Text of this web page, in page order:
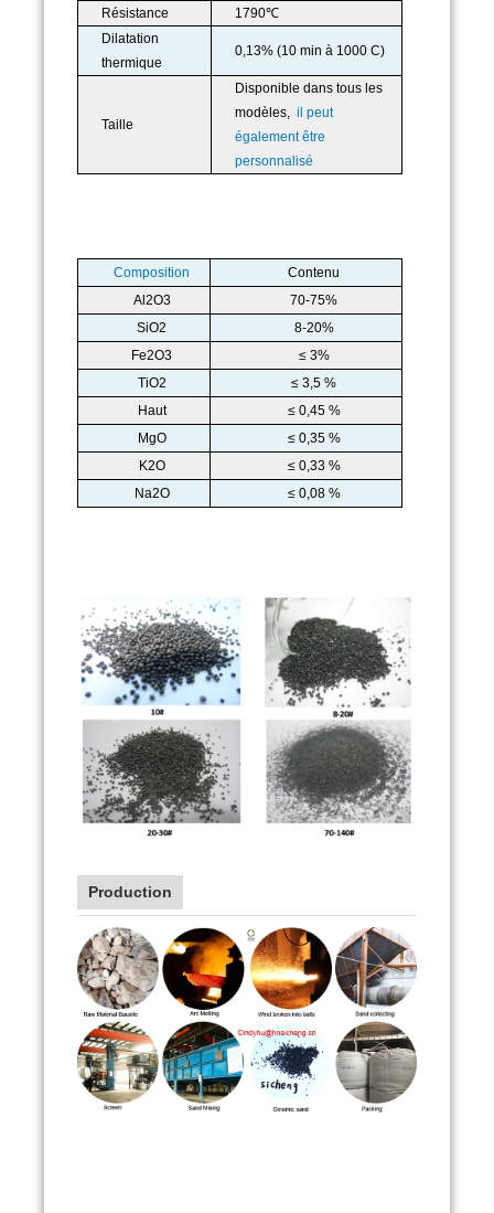
Résistance
1790℃
Dilatation
thermique
0,13% (10 min à 1000 C)
Taille
Disponible dans tous les
modèles,il peut
également être
personnalisé
Composition
Contenu
Al2O3
70-75%
SiO2
8-20%
Fe2O3
≤ 3%
TiO2
≤ 3,5 %
Haut
≤ 0,45 %
MgO
≤ 0,35 %
K2O
≤ 0,33 %
Na2O
≤ 0,08 %
Production